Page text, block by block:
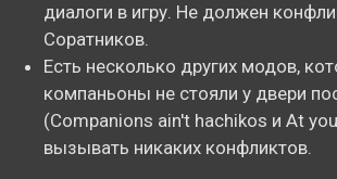
диалоги в игру. Не должен
Соратников.
Есть несколько других модов,
компаньоны не стояли у двери
(Companions ain't hachikos и At
вызывать никаких конфликтов.